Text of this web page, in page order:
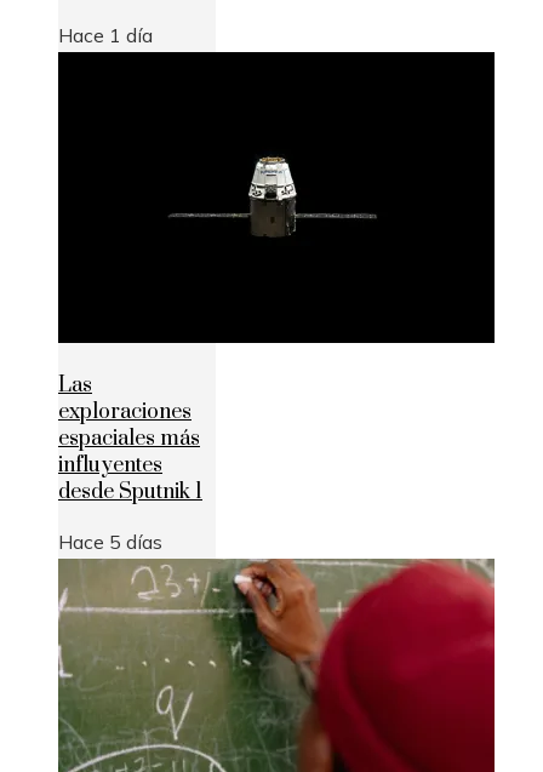
Hace 1 día
Las
exploraciones
espaciales más
influyentes
desde Sputnik 1
Hace 5 días